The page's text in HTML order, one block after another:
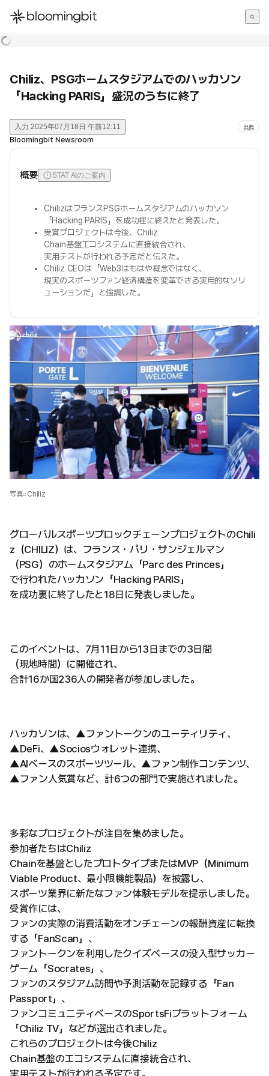
한국어
Chiliz、PSGホームスタジアムでのハッカソン
「Hacking PARIS」盛況のうちに終了
入力 2025年07月18日 午前12:11 出典
Bloomingbit Newsroom
概要 STAT AIのご案内
ChilizはフランスPSGホームスタジアムのハッカソン
「Hacking PARIS」を成功裡に終えたと発表した。
受賞プロジェクトは今後、Chiliz
Chain基盤エコシステムに直接統合され、
実用テストが行われる予定だと伝えた。
Chiliz CEOは「Web3はもはや概念ではなく、
現実のスポーツファン経済構造を変革できる実用的なソリ
ューションだ」と強調した。
写真=Chiliz
グローバルスポーツブロックチェーンプロジェクトのChili
z（CHILIZ）は、フランス・パリ・サンジェルマン
（PSG）のホームスタジアム「Parc des Princes」
で行われたハッカソン「Hacking PARIS」
を成功裏に終了したと18日に発表しました。
このイベントは、7月11日から13日までの3日間
（現地時間）に開催され、
合計16か国236人の開発者が参加しました。
ハッカソンは、▲ファントークンのユーティリティ、
▲DeFi、▲Sociosウォレット連携、
▲AIベースのスポーツツール、▲ファン制作コンテンツ、
▲ファン人気賞など、計6つの部門で実施されました。
多彩なプロジェクトが注目を集めました。
参加者たちはChiliz
Chainを基盤としたプロトタイプまたはMVP（Minimum
Viable Product、最小限機能製品）を披露し、
スポーツ業界に新たなファン体験モデルを提示しました。
受賞作には、
ファンの実際の消費活動をオンチェーンの報酬資産に転換
する「FanScan」、
ファントークンを利用したクイズベースの没入型サッカー
ゲーム「Socrates」、
ファンのスタジアム訪問や予測活動を記録する「Fan
Passport」、
ファンコミュニティベースのSportsFiプラットフォーム
「Chiliz TV」などが選出されました。
これらのプロジェクトは今後Chiliz
Chain基盤のエコシステムに直接統合され、